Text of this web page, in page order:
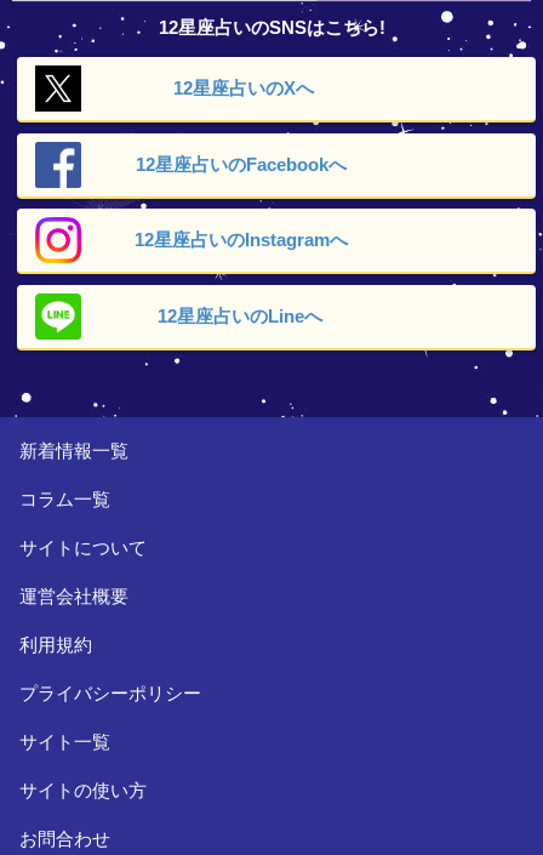
12星座占いのSNSはこちら!
12星座占いのXへ
12星座占いのFacebookへ
12星座占いのInstagramへ
12星座占いのLineへ
新着情報一覧
コラム一覧
サイトについて
運営会社概要
利用規約
プライバシーポリシー
サイト一覧
サイトの使い方
お問合わせ